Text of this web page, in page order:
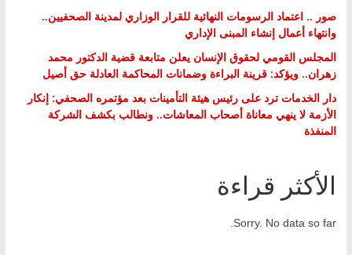
صور .. اعتماد الرسومات النهائية للقرار الوزاري لمدينة الصحفيين..
وانتهاء أعمال إنشاء المبنى الإداري
المجلس القومي لحقوق الإنسان يعلن متابعة قضية الدكتور محمد
زهران.. ويؤكد: قرينة البراءة وضمانات المحاكمة العادلة حق أصيل
دار الخدمات ترد على رئيس هيئة التأمينات بعد مؤتمره الصحفي: إنكار
الأزمة لا ينهي معاناة أصحاب المعاشات.. ونطالب بكشف الشركة
المنفذة
الأكثر قراءة
Sorry. No data so far.